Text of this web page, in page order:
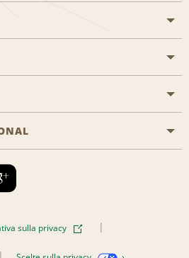
sulla privacy